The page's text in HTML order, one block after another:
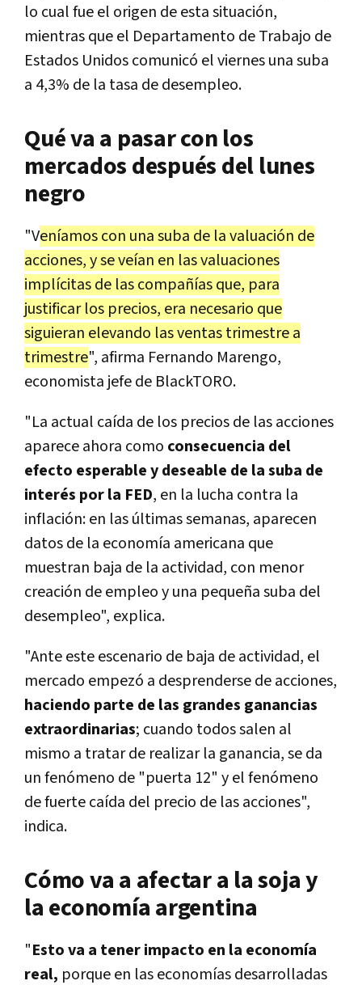
lo cual fue el origen de esta situación,
mientras que el Departamento de Trabajo de
Estados Unidos comunicó el viernes una suba
a 4,3% de la tasa de desempleo.
Qué va a pasar con los
mercados después del lunes
negro
"Veníamos con una suba de la valuación de
acciones, y se veían en las valuaciones
implícitas de las compañías que, para
justificar los precios, era necesario que
siguieran elevando las ventas trimestre a
trimestre", afirma Fernando Marengo,
economista jefe de BlackTORO.
"La actual caída de los precios de las acciones
aparece ahora como consecuencia del
efecto esperable y deseable de la suba de
interés por la FED, en la lucha contra la
inflación: en las últimas semanas, aparecen
datos de la economía americana que
muestran baja de la actividad, con menor
creación de empleo y una pequeña suba del
desempleo", explica.
"Ante este escenario de baja de actividad, el
mercado empezó a desprenderse de acciones,
haciendo parte de las grandes ganancias
extraordinarias; cuando todos salen al
mismo a tratar de realizar la ganancia, se da
un fenómeno de "puerta 12" y el fenómeno
de fuerte caída del precio de las acciones",
indica.
Cómo va a afectar a la soja y
la economía argentina
"Esto va a tener impacto en la economía
real, porque en las economías desarrolladas